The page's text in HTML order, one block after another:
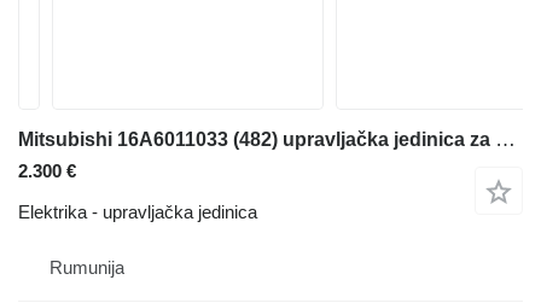
Mitsubishi 16A6011033 (482) upravljačka jedinica za viljuškara
2.300 €
Elektrika - upravljačka jedinica
Rumunija